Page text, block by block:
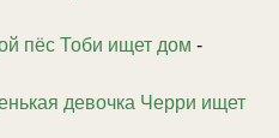
пёс Тоби ищет дом -
девочка Черри ищет